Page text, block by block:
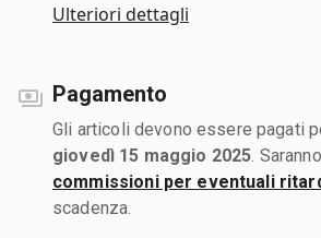
Ulteriori dettagli
Pagamento
Gli articoli devono essere pagati
giovedì 15 maggio 2025 .
commissioni per eventuali
scadenza.